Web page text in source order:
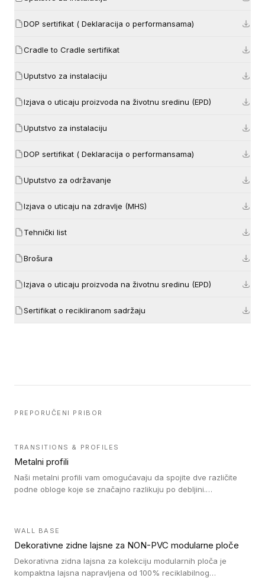
DOP sertifikat ( Deklaracija o performansama)
Cradle to Cradle sertifikat
Uputstvo za instalaciju
Izjava o uticaju proizvoda na životnu sredinu (EPD)
Uputstvo za instalaciju
DOP sertifikat ( Deklaracija o performansama)
Uputstvo za održavanje
Izjava o uticaju na zdravlje (MHS)
Tehnički list
Brošura
Izjava o uticaju proizvoda na životnu sredinu (EPD)
Sertifikat o recikliranom sadržaju
PREPORUČENI PRIBOR
TRANSITIONS & PROFILES
Metalni profili
Naši metalni profili vam omogućavaju da spojite dve različite
podne obloge koje se značajno razlikuju po debljini.
WALL BASE
Dekorativne zidne lajsne za NON-PVC modularne ploče
Dekorativna zidna lajsna za kolekciju modularnih ploča je
kompaktna lajsna napravljena od 100% reciklabilnog